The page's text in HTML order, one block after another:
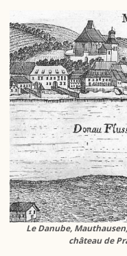
Le Danube,
château de